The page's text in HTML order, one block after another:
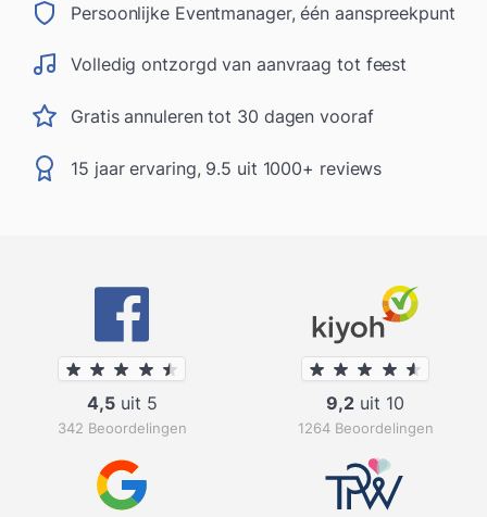
Persoonlijke Eventmanager, één aanspreekpunt
Volledig ontzorgd van aanvraag tot feest
Gratis annuleren tot 30 dagen vooraf
15 jaar ervaring, 9.5 uit 1000+ reviews
4,5uit 5
342 Beoordelingen
9,2 uit 10
1264 Beoordelingen